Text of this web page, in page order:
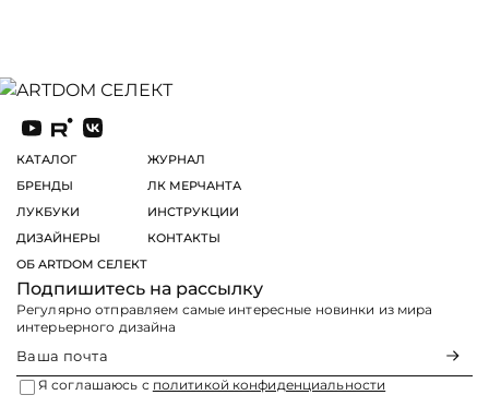
КАТАЛОГ
БРЕНДЫ
ЛУКБУКИ
ДИЗАЙНЕРЫ
ОБ ARTDOM СЕЛЕКТ
ЖУРНАЛ
ЛК МЕРЧАНТА
ИНСТРУКЦИИ
КОНТАКТЫ
Подпишитесь на рассылку
Регулярно отправляем самые интересные новинки из мира
интерьерного дизайна
Я соглашаюсь с политикой конфиденциальности